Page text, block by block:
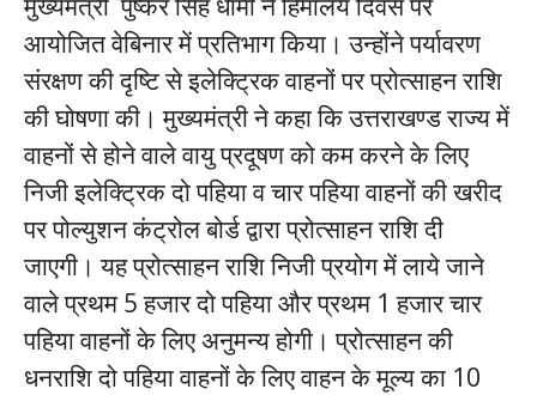
आयोजित वेबिनार में प्रतिभाग किया। उन्होंने पर्यावरण
संरक्षण की दृष्टि से इलेक्ट्रिक वाहनों पर प्रोत्साहन राशि
की घोषणा की। मुख्यमंत्री ने कहा कि उत्तराखण्ड राज्य में
वाहनों से होने वाले वायु प्रदूषण को कम करने के लिए
निजी इलेक्ट्रिक दो पहिया व चार पहिया वाहनों की खरीद
पर पोल्युशन कंट्रोल बोर्ड द्वारा प्रोत्साहन राशि दी
जाएगी। यह प्रोत्साहन राशि निजी प्रयोग में लाये जाने
वाले प्रथम 5 हजार दो पहिया और प्रथम 1 हजार चार
पहिया वाहनों के लिए अनुमन्य होगी। प्रोत्साहन की
धनराशि दो पहिया वाहनों के लिए वाहन के मूल्य का 10